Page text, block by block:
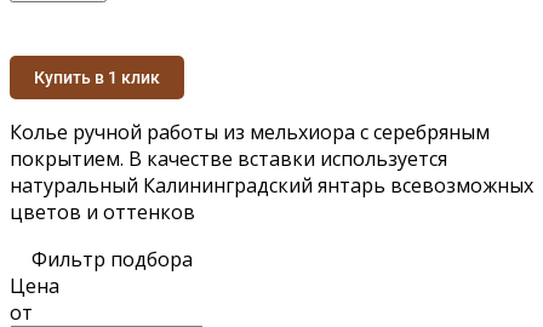
Купить в 1 клик
Колье ручной работы из мельхиора с серебряным
покрытием. В качестве вставки используется
натуральный Калининградский янтарь всевозможных
цветов и оттенков
Фильтр подбора
Цена
от